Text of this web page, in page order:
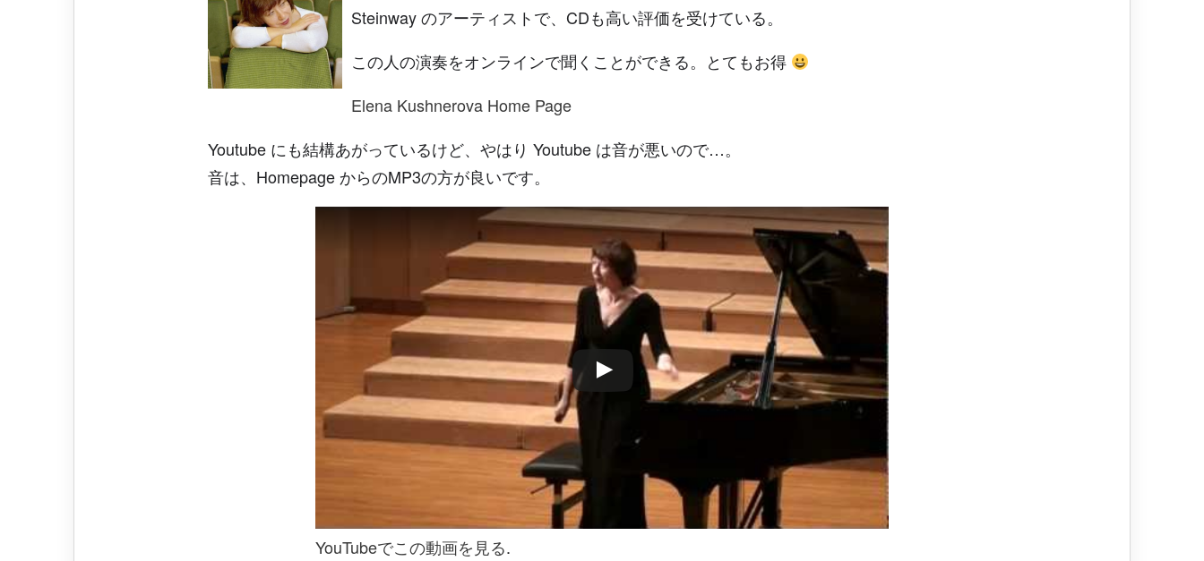
Steinway のアーティストで、CDも高い評価を受けている。
この人の演奏をオンラインで聞くことができる。とてもお得
Elena Kushnerova Home Page
Youtube にも結構あがっているけど、やはり Youtube は音が悪いので…。
音は、Homepage からのMP3の方が良いです。
YouTubeでこの動画を見る.